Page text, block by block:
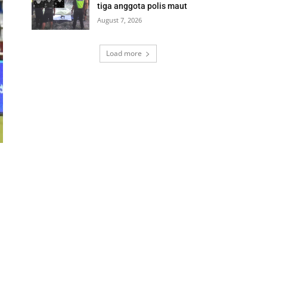
tiga anggota polis maut
August 7, 2026
Load more